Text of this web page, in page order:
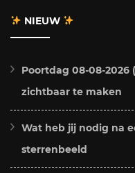
NIEUW
Poortdag 08-08-2026
zichtbaar te maken
Wat heb jij nodig na
sterrenbeeld